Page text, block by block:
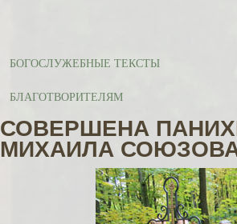
БОГОСЛУЖЕБНЫЕ ТЕКСТЫ
БЛАГОТВОРИТЕЛЯМ
СОВЕРШЕНА
МИХАИЛА СОЮЗОВА